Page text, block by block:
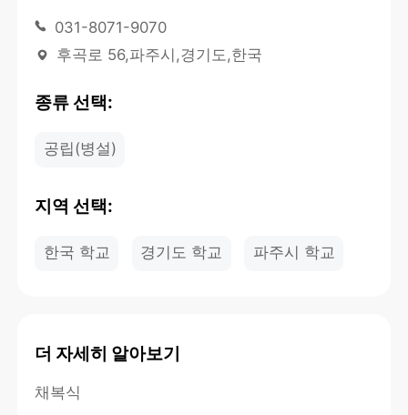
031-8071-9070
후곡로 56,파주시,경기도,한국
종류 선택:
공립(병설)
지역 선택:
한국 학교 경기도 학교 파주시 학교
더 자세히 알아보기
채복식